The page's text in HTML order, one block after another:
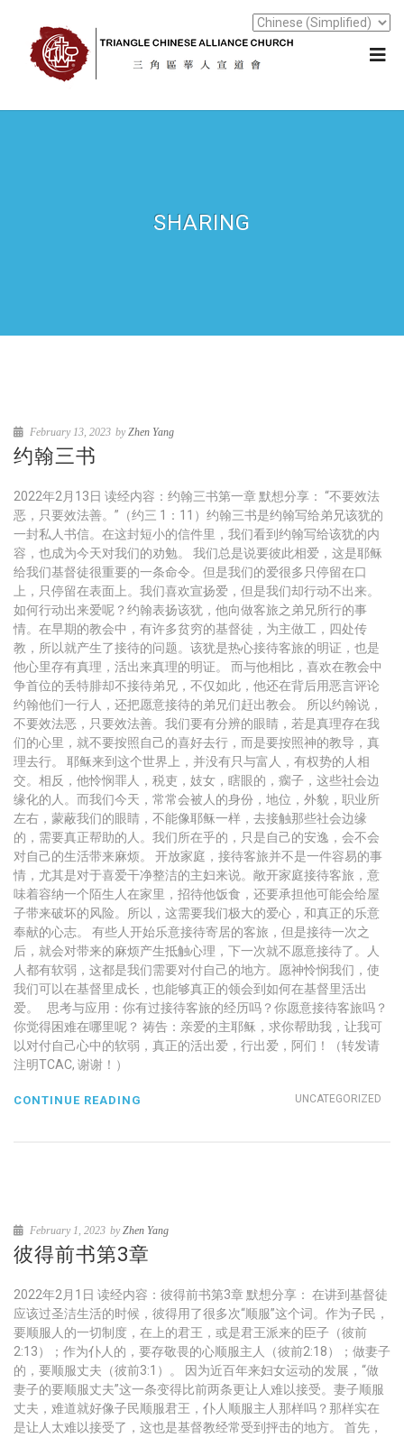
SHARING
February 13, 2023 byZhen Yang
约翰三书
2022年2月13日 读经内容：约翰三书第一章 默想分享： “不要效法
恶，只要效法善。”（约三 1：11）约翰三书是约翰写给弟兄该犹的
一封私人书信。在这封短小的信件里，我们看到约翰写给该犹的内
容，也成为今天对我们的劝勉。 我们总是说要彼此相爱，这是耶稣
给我们基督徒很重要的一条命令。但是我们的爱很多只停留在口
上，只停留在表面上。我们喜欢宣扬爱，但是我们却行动不出来。
如何行动出来爱呢？约翰表扬该犹，他向做客旅之弟兄所行的事
情。在早期的教会中，有许多贫穷的基督徒，为主做工，四处传
教，所以就产生了接待的问题。该犹是热心接待客旅的明证，也是
他心里存有真理，活出来真理的明证。 而与他相比，喜欢在教会中
争首位的丢特腓却不接待弟兄，不仅如此，他还在背后用恶言评论
约翰他们一行人，还把愿意接待的弟兄们赶出教会。 所以约翰说，
不要效法恶，只要效法善。我们要有分辨的眼睛，若是真理存在我
们的心里，就不要按照自己的喜好去行，而是要按照神的教导，真
理去行。 耶稣来到这个世界上，并没有只与富人，有权势的人相
交。相反，他怜悯罪人，税吏，妓女，瞎眼的，瘸子，这些社会边
缘化的人。而我们今天，常常会被人的身份，地位，外貌，职业所
左右，蒙蔽我们的眼睛，不能像耶稣一样，去接触那些社会边缘
的，需要真正帮助的人。我们所在乎的，只是自己的安逸，会不会
对自己的生活带来麻烦。 开放家庭，接待客旅并不是一件容易的事
情，尤其是对于喜爱干净整洁的主妇来说。敞开家庭接待客旅，意
味着容纳一个陌生人在家里，招待他饭食，还要承担他可能会给屋
子带来破坏的风险。所以，这需要我们极大的爱心，和真正的乐意
奉献的心志。 有些人开始乐意接待寄居的客旅，但是接待一次之
后，就会对带来的麻烦产生抵触心理，下一次就不愿意接待了。人
人都有软弱，这都是我们需要对付自己的地方。愿神怜悯我们，使
我们可以在基督里成长，也能够真正的领会到如何在基督里活出
爱。 思考与应用：你有过接待客旅的经历吗？你愿意接待客旅吗？
你觉得困难在哪里呢？ 祷告：亲爱的主耶稣，求你帮助我，让我可
以对付自己心中的软弱，真正的活出爱，行出爱，阿们！（转发请
注明TCAC, 谢谢！）
UNCATEGORIZED
CONTINUE READING
February 1, 2023 byZhen Yang
彼得前书第3章
2022年2月1日 读经内容：彼得前书第3章 默想分享： 在讲到基督徒
应该过圣洁生活的时候，彼得用了很多次“顺服”这个词。作为子民，
要顺服人的一切制度，在上的君王，或是君王派来的臣子（彼前
2:13）；作为仆人的，要存敬畏的心顺服主人（彼前2:18）；做妻子
的，要顺服丈夫（彼前3:1）。 因为近百年来妇女运动的发展，“做
妻子的要顺服丈夫”这一条变得比前两条更让人难以接受。妻子顺服
丈夫，难道就好像子民顺服君王，仆人顺服主人那样吗？那样实在
是让人太难以接受了，这也是基督教经常受到抨击的地方。 首先，